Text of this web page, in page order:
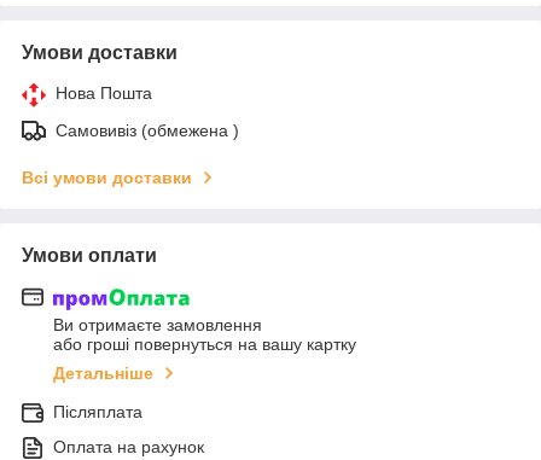
Умови доставки
Нова Пошта
Самовивіз (обмежена )
Всі умови доставки
Умови оплати
Ви отримаєте замовлення
або гроші повернуться на вашу картку
Детальніше
Післяплата
Оплата на рахунок